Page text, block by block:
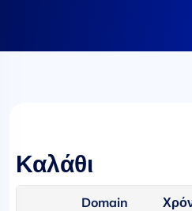
Καλάθι
Domain